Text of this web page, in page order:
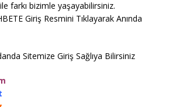
ile farkı bizimle yaşayabilirsiniz.
Giriş Resmini Tıklayarak Anında
Sitemize Giriş Sağlıya Bilirsiniz